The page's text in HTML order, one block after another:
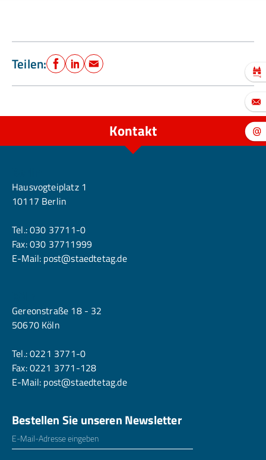
Teilen: Facebook
LinkedIn
E-Mail
Kontakt
Hausvogteiplatz 1
10117 Berlin
Tel.:030 37711-0
Fax: 030 37711999
E-Mail: post@staedtetag.de
Gereonstraße 18 - 32
50670 Köln
Tel.:0221 3771-0
Fax: 0221 3771-128
E-Mail: post@staedtetag.de
Bestellen Sie unseren Newsletter
E-Mailadresse